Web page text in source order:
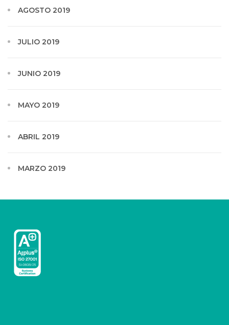
AGOSTO 2019
JULIO 2019
JUNIO 2019
MAYO 2019
ABRIL 2019
MARZO 2019